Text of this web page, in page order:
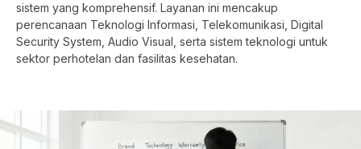
sistem yang komprehensif. Layanan ini mencakup
perencanaan Teknologi Informasi, Telekomunikasi, Digital
Security System, Audio Visual, serta sistem teknologi untuk
sektor perhotelan dan fasilitas kesehatan.